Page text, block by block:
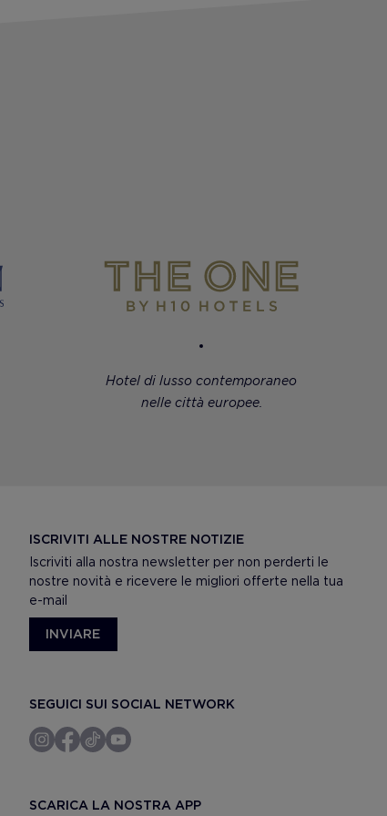
Hotel di lusso contemporaneo
nelle città europee.
ISCRIVITI ALLE NOSTRE NOTIZIE
Iscriviti alla nostra newsletter per non perderti le
nostre novità e ricevere le migliori offerte nella tua
e-mail
INVIARE
SEGUICI SUI SOCIAL NETWORK
SCARICA LA NOSTRA APP